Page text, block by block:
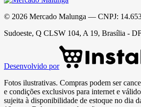
© 2026 Mercado Malunga — CNPJ:
Sudoeste, Q CLSW 104, A 19, Brasília -
Desenvolvido por
Fotos ilustrativas. Compras podem ser
e condições exclusivos para internet e
sujeita à disponibilidade de estoque no dia